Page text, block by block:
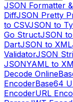
JSON Formatter
DiffJSON Pretty
to CSVJSON to
Go StructJSON
DartJSON to XML
ValidatorJSON
JSONYAML to
Decode Online
EncoderBase64
EncoderURL